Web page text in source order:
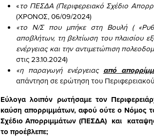
«το ΠΕΣΔΑ (Περιφερειακό Σχέδιο
(ΧΡΟΝΟΣ, 06/09/2024)
«το Ν/Σ που μπήκε στη Βουλή (
αποβλήτων, τη βελτίωση του πλαισίου
ενέργειας και την αντιμετώπιση
στις 23.10.2024)
«η παραγωγή ενέργειας από
απάντηση σε ερώτηση του
Εύλογα λοιπόν ρωτήσαμε τον
καύση απορριμμάτων, αφού ούτε ο Νόμος
Σχέδιο Απορριμμάτων (ΠΕΣΔΑ) και
το προέβλεπε;